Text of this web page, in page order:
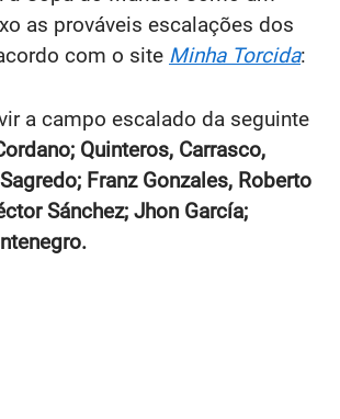
as prováveis escalações dos
com o site Minha Torcida:
a campo escalado da seguinte
Quinteros, Carrasco,
Franz Gonzales, Roberto
Sánchez; Jhon García;